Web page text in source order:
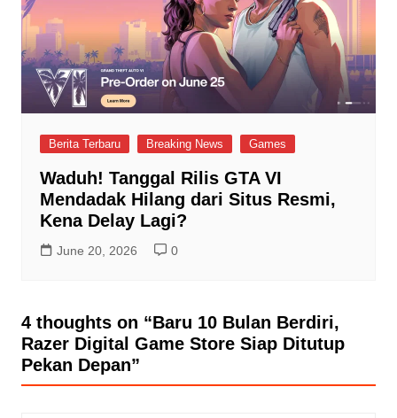
Berita Terbaru Breaking News Games
Waduh! Tanggal Rilis GTA VI
Mendadak Hilang dari Situs Resmi,
Kena Delay Lagi?
June 20, 2026 0
4 thoughts on “Baru 10 Bulan Berdiri,
Razer Digital Game Store Siap Ditutup
Pekan Depan”